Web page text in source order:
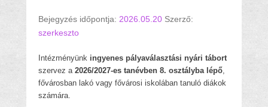
Bejegyzés időpontja: 2026.05.20 Szerző:
szerkeszto
Intézményünk ingyenes pályaválasztási nyári tábort
szervez a 2026/2027-es tanévben 8. osztályba lépő,
fővárosban lakó vagy fővárosi iskolában tanuló diákok
számára.